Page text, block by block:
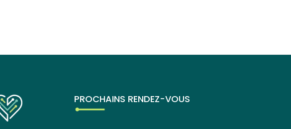
PROCHAINS RENDEZ-VOUS